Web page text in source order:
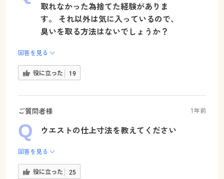
取れなかった為捨てた経験がありま
す。 それ以外は気に入っているので、
臭いを取る方法はないでしょうか？
回答を見る
役に立った 19
ご質問者様 1年前
ウエストの仕上寸法を教えてください
回答を見る
役に立った 25